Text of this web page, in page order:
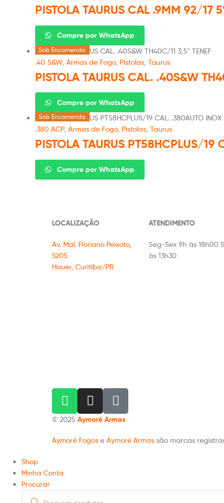
PISTOLA TAURUS CAL .9MM 92/17
Compre por WhatsApp
Sob Encomenda
.40 S&W, Armas de Fogo, Pistolas Taurus
PISTOLA TAURUS CAL. .40S&W
Compre por WhatsApp
Sob Encomenda
.380 ACP, Armas de Fogo, Pistolas Taurus
PISTOLA TAURUS PT58HCPLUS/
Compre por WhatsApp
LOCALIZAÇÃO
Av. Mal. Floriano Peixoto,
5205
Hauer, Curitiba/PR
ATENDIMENTO
Seg-Sex 9h às 18h00
às 13h30
© 2025 Aymoré Armas
Aymoré Fogos e Aymoré Armas são marcas
Shop
Minha Conta
Procurar